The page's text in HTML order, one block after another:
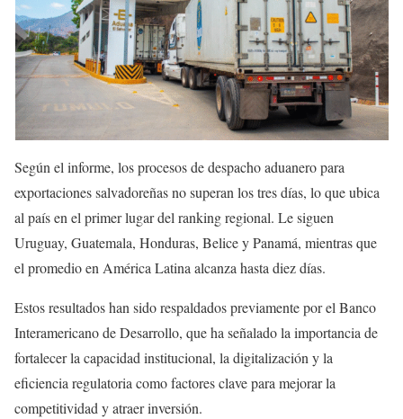
Según el informe, los procesos de despacho aduanero para
exportaciones salvadoreñas no superan los tres días, lo que ubica
al país en el primer lugar del ranking regional. Le siguen
Uruguay, Guatemala, Honduras, Belice y Panamá, mientras que
el promedio en América Latina alcanza hasta diez días.
Estos resultados han sido respaldados previamente por el Banco
Interamericano de Desarrollo, que ha señalado la importancia de
fortalecer la capacidad institucional, la digitalización y la
eficiencia regulatoria como factores clave para mejorar la
competitividad y atraer inversión.